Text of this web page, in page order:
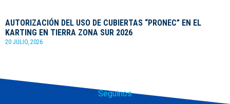
AUTORIZACIÓN DEL USO DE CUBIERTAS “PRONEC” EN EL
KARTING EN TIERRA ZONA SUR 2026
20 JULIO, 2026
Seguinos